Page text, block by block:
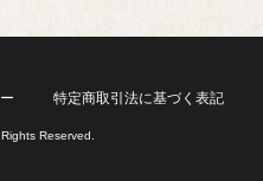
特定商取引法に基づく表記
Reserved.